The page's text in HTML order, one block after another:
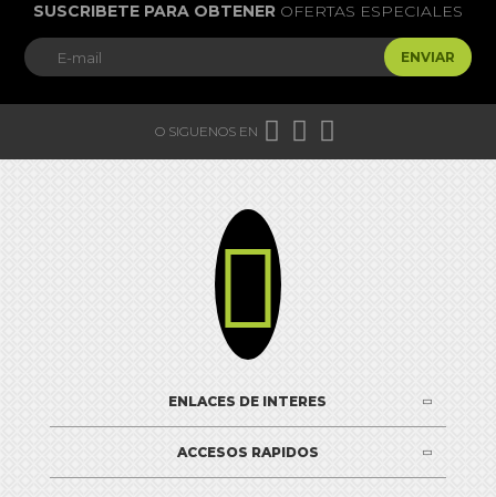
SUSCRIBETE PARA OBTENER OFERTAS ESPECIALES
ENVIAR
O SIGUENOS EN   

ENLACES DE INTERES
ACCESOS RAPIDOS